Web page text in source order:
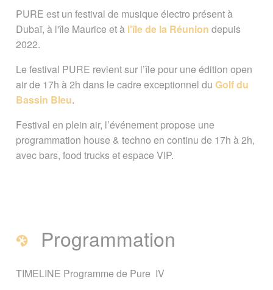
Programmation
Le festival PURE en pratique
Plus d'infos
Page créée le 12 décembre 2022.
Dernière mise à jour le 04 mars 2026
PURE est un festival de musique électro présent à
Dubaï, à l'île Maurice et à l'île de la Réunion depuis
2022.
Le festival PURE revient sur l’île pour une édition open
air de 17h à 2h dans le cadre exceptionnel du Golf du
Bassin Bleu.
Festival en plein air, l’événement propose une
programmation house & techno en continu de 17h à 2h,
avec bars, food trucks et espace VIP.
Programmation
TIMELINE Programme de Pure IV